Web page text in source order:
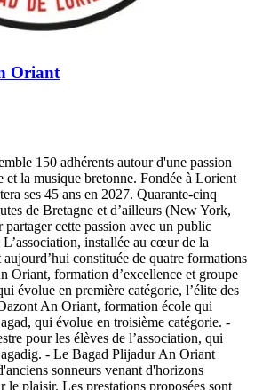
Oriant
150 adhérents autour d'une passion
et la musique bretonne. Fondée à Lorient
ses 45 ans en 2027. Quarante-cinq
de Bretagne et d’ailleurs (New York,
cette passion avec un public
installée au cœur de la
constituée de quatre formations
Oriant, formation d’excellence et groupe
évolue en première catégorie, l’élite des
An Oriant, formation école qui
qui évolue en troisième catégorie. -
pour les élèves de l’association, qui
- Le Bagad Plijadur An Oriant
sonneurs venant d'horizons
plaisir. Les prestations proposées sont